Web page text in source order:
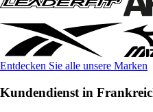
Entdecken Sie alle unsere Marken
Kundendienst in